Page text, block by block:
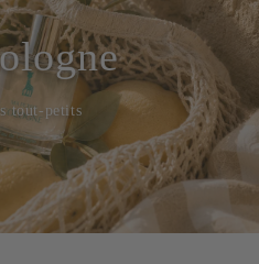
tout-petits